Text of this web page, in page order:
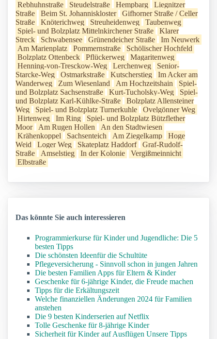
Rebhuhnstraße Steudelstraße Hempbarg
Liegnitzer
Straße
Beim St. Johanniskloster
Gifhorner Straße / Celler
Straße
Knöterichweg Streuheidenweg
Taubenweg
Spiel- und Bolzplatz Mittelnkirchener Straße
Klarer
Streck
Schwabensee Grünendeicher Straße
Im Neuwerk
Am Marienplatz
Pommernstraße
Schölischer Hochfeld
Bolzplatz Ottenbeck
Pflückerweg
Magaritenweg
Henning-von-Tresckow-Weg
Lerchenweg
Senior-
Starcke-Weg
Ostmarkstraße Kutscherstieg
Im Acker am
Wanderweg
Zum Wiesenland Am Hochzeitshain
Spiel-
und Bolzplatz Sachsenstraße
Kurt-Tucholsky-Weg
Spiel-
und Bolzplatz Karl-Kühlke-Straße
Bolzplatz Allensteiner
Weg
Spiel- und Bolzplatz Turnerkuhle
Ovelgönner Weg
Hirtenweg
Im Ring
Spiel- und Bolzplatz Bützflether
Moor
Am Rugen Hollen
An den Stadtwiesen
Krähenkoppel
Sachsenteich Am Ziegelkamp
Hoge
Weid
Loger Weg Skateplatz Haddorf
Graf-Rudolf-
Straße
Amselstieg In der Kolonie
Vergißmeinnicht
Elbstraße
Das könnte Sie auch interessieren
Programmierkurse für Kinder und Jugendliche: Die 5
besten Tipps
Die schönsten Ideenfür die Schultüte
Pflegeversicherung - Sinnvoll schon in jungen Jahren
Die besten Familien Apps für Eltern & Kinder
Geschenke für 6-jährige Kinder, die Freude machen
Tipps für die Erkältungszeit
Welche finanziellen Änderungen 2024 für Familien
anstehen
Die 9 besten Kinderserien auf Netflix
Tolle Geschenke für 8-jährige Kinder
Sicherheit für Kinder auf Ausflügen Unsere Tipps